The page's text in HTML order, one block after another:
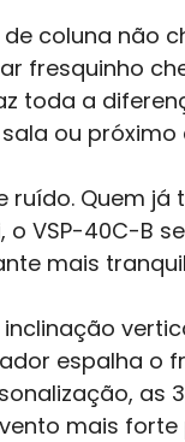
coluna não
fresquinho
toda a
ou próximo
Quem
VSP-40C-B
mais
espalha o
as
mais